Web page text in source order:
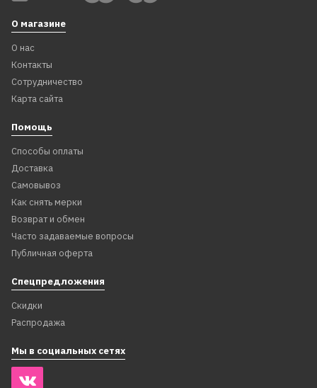
О магазине
О нас
Контакты
Сотрудничество
Карта сайта
Помощь
Способы оплаты
Доставка
Самовывоз
Как снять мерки
Возврат и обмен
Часто задаваемые вопросы
Публичная оферта
Спецпредложения
Скидки
Распродажа
Мы в социальных сетях